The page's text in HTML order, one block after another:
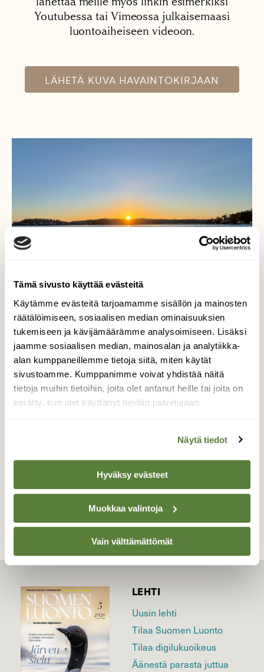
Tämä sivusto käyttää evästeitä
Käytämme evästeitä tarjoamamme sisällön ja mainosten
räätälöimiseen, sosiaalisen median ominaisuuksien
tukemiseen ja kävijämäärämme analysoimiseen. Lisäksi
jaamme sosiaalisen median, mainosalan ja analytiikka-
alan kumppaneillemme tietoja siitä, miten käytät
sivustoamme. Kumppanimme voivat yhdistää näitä
tietoja muihin tietoihin, joita olet antanut heille tai joita on
kerätty, kun olet käyttänyt heidän palvelujaan.
Näytä tiedot
Hyväksy evästeet
Muokkaa valintoja
Vain välttämättömät
Youtubessa tai Vimeossa julkaisemaasi
luontoaiheiseen videoon.
LÄHETÄ KUVA HAVAINTOKIRJAAN
Auringonnousu
Auringonnousu Ruissalossa 5.3.2026
TAKAISIN LISTAAN
LEHTI
Uusin lehti
Tilaa Suomen Luonto
Tilaa digilukuoikeus
Äänestä parasta juttua